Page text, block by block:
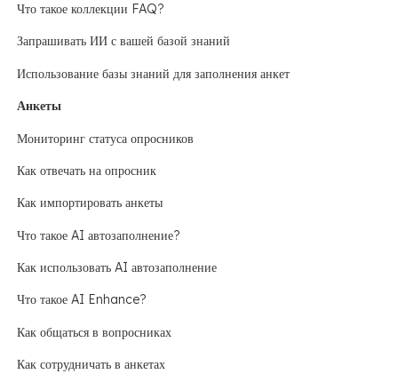
Что такое коллекции FAQ?
Запрашивать ИИ с вашей базой знаний
Использование базы знаний для заполнения анкет
Анкеты
Мониторинг статуса опросников
Как отвечать на опросник
Как импортировать анкеты
Что такое AI автозаполнение?
Как использовать AI автозаполнение
Что такое AI Enhance?
Как общаться в вопросниках
Как сотрудничать в анкетах